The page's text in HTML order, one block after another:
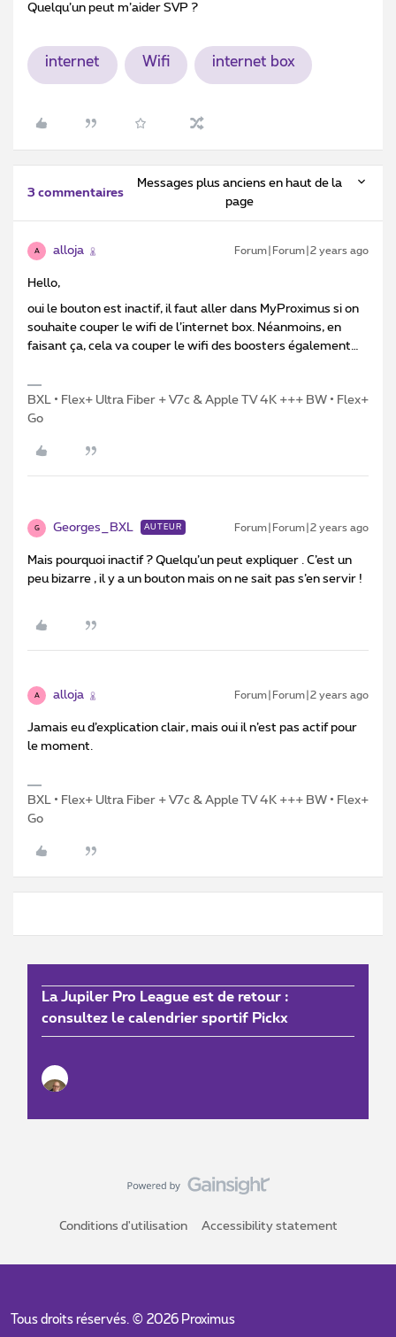
Quelqu’un peut m’aider SVP ?
internet Wifi internet box
3 commentaires
Messages plus anciens en haut de la
page
A alloja Forum|Forum|2 years ago
Hello,
oui le bouton est inactif, il faut aller dans MyProximus si on
souhaite couper le wifi de l’internet box. Néanmoins, en
faisant ça, cela va couper le wifi des boosters également…
BXL • Flex+ Ultra Fiber + V7c & Apple TV 4K +++ BW • Flex+
Go
G Georges_BXL AUTEUR Forum|Forum|2 years ago
Mais pourquoi inactif ? Quelqu’un peut expliquer . C’est un
peu bizarre , il y a un bouton mais on ne sait pas s’en servir !
A alloja Forum|Forum|2 years ago
Jamais eu d’explication clair, mais oui il n’est pas actif pour
le moment.
BXL • Flex+ Ultra Fiber + V7c & Apple TV 4K +++ BW • Flex+
Go
La Jupiler Pro League est de retour :
consultez le calendrier sportif Pickx
Conditions d'utilisation Accessibility statement
Tous droits réservés. © 2026Proximus